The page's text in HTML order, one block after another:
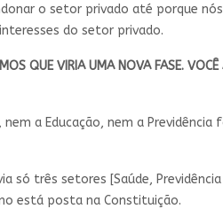
o setor privado até porque
do setor privado.
QUE VIRIA UMA NOVA FASE. VOCÊ
a Educação, nem a Previdência
só três setores [Saúde, Previdência
está posta na Constituição.